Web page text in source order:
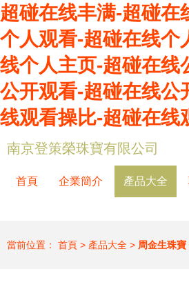
超碰在线丰满-超碰在
个人观看-超碰在线个
线个人主页-超碰在线
公开观看-超碰在线公
线观看操比-超碰在线
南京登策榮珠寶有限公司
首頁 企業簡介 產品大全
當前位置： 首頁 > 產品大全 > 周金生珠